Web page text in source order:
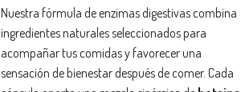
Nuestra fórmula de enzimas digestivas combina
ingredientes naturales seleccionados para
acompañar tus comidas y favorecer una
sensación de bienestar después de comer. Cada